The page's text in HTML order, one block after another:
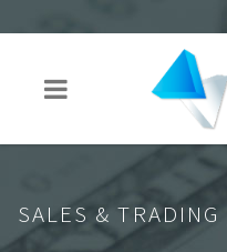
SALES &